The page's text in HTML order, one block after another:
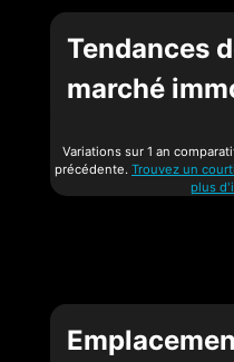
Tendances
marché
Variations sur 1 an
précédente. Trouvez un
plus